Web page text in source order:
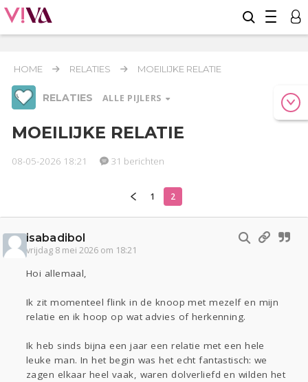
HOME RELATIES MOEILIJKE RELATIE
RELATIES ALLE PIJLERS
Werk & Studie
Seks Gezondheid
Coronavirus
Overig
Actueel Oekraïne
Sport
Contact Viva zoekt
Aangeboden
Gevraagd
Horen Doen
MOEILIJKE RELATIE
08-05-2026 18:21 31 berichten
1 2
isabadibol
vrijdag 8 mei 2026 om 18:21
Hoi allemaal,
Ik zit momenteel flink in de knoop met mezelf en mijn
relatie en ik hoop op wat advies of herkenning.
Ik heb sinds bijna een jaar een relatie met een hele
leuke man. In het begin was het echt fantastisch: we
zagen elkaar heel vaak, waren dolverliefd en wilden het